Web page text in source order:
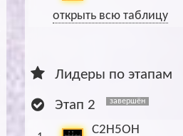
открыть всю таблицу
Лидеры по этапам
Этап 2 завершён
C2H5OH